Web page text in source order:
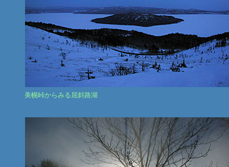
美幌峠からみる屈斜路湖